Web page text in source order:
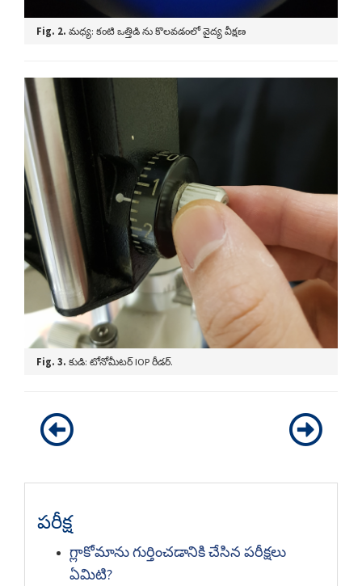
Fig. 2. మధ్య: కంటి ఒత్తిడి ను కొలవడంలో వైద్య వీక్షణ
Fig. 3. కుడి: టోనోమీటర్ IOP రీడర్.
పరీక్ష
గ్లాకోమాను గుర్తించడానికి చేసిన పరీక్షలు
ఏమిటి?